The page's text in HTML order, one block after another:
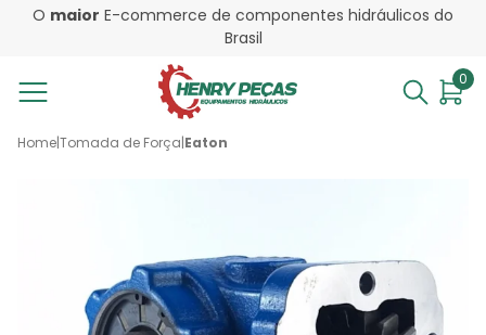
O maior E-commerce de componentes hidráulicos do
Brasil
0
Home|Tomada de Força|Eaton